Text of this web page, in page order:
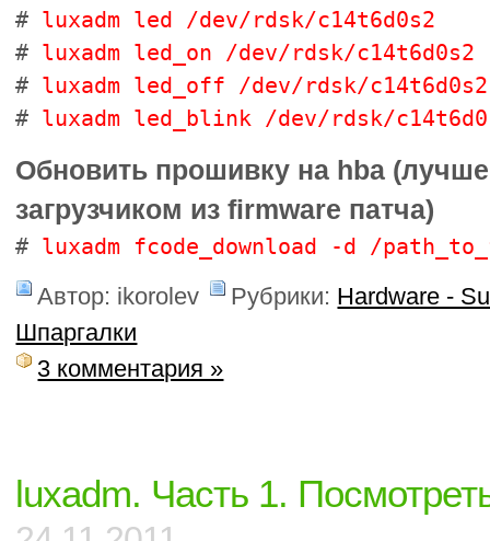
# luxadm led /dev/rdsk/c14t6d0s2
# luxadm led_on /dev/rdsk/c14t6d0s2
# luxadm led_off /dev/rdsk/c14t6d0s2
# luxadm led_blink /dev/rdsk/
Обновить прошивку на hba
загрузчиком из firmware патча)
# luxadm fcode_download -d /
Автор: ikorolev Рубрики: Hardware -
Шпаргалки
3 комментария »
luxadm. Часть 1.